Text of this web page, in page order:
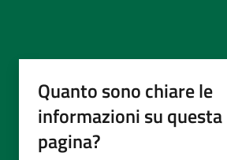
Quanto sono chiare le
informazioni su questa
pagina?